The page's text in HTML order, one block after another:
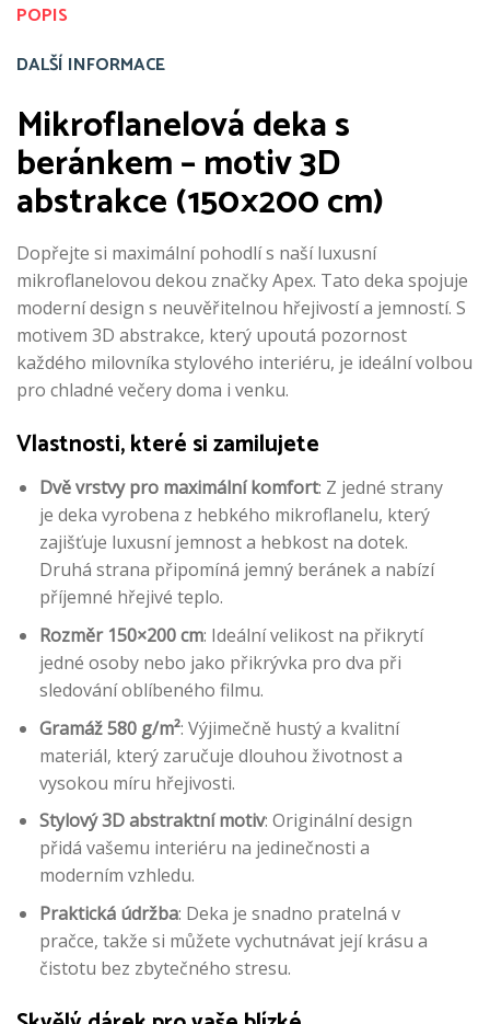
POPIS
DALŠÍ INFORMACE
Mikroflanelová deka s
beránkem – motiv 3D
abstrakce (150×200 cm)
Dopřejte si maximální pohodlí s naší luxusní
mikroflanelovou dekou značky Apex. Tato deka spojuje
moderní design s neuvěřitelnou hřejivostí a jemností. S
motivem 3D abstrakce, který upoutá pozornost
každého milovníka stylového interiéru, je ideální volbou
pro chladné večery doma i venku.
Vlastnosti, které si zamilujete
Dvě vrstvy pro maximální komfort: Z jedné strany
je deka vyrobena z hebkého mikroflanelu, který
zajišťuje luxusní jemnost a hebkost na dotek.
Druhá strana připomíná jemný beránek a nabízí
příjemné hřejivé teplo.
Rozměr 150×200 cm: Ideální velikost na přikrytí
jedné osoby nebo jako přikrývka pro dva při
sledování oblíbeného filmu.
Gramáž 580 g/m²: Výjimečně hustý a kvalitní
materiál, který zaručuje dlouhou životnost a
vysokou míru hřejivosti.
Stylový 3D abstraktní motiv: Originální design
přidá vašemu interiéru na jedinečnosti a
moderním vzhledu.
Praktická údržba: Deka je snadno pratelná v
pračce, takže si můžete vychutnávat její krásu a
čistotu bez zbytečného stresu.